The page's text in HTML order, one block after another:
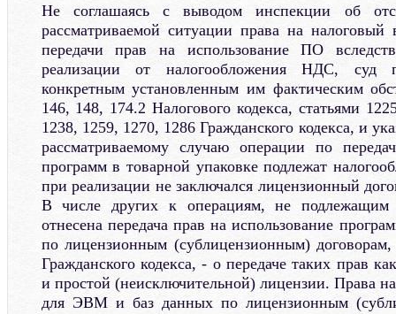
Не соглашаясь с выводом инспекции об
рассматриваемой ситуации права на
передачи прав на использование ПО
реализации от налогообложения НДС, суд
конкретным установленным им фактическим
146, 148, 174.2 Налогового кодекса, статьями
1238, 1259, 1270, 1286 Гражданского кодекса, и
рассматриваемому случаю операции по
программ в товарной упаковке подлежат
при реализации не заключался лицензионный
В числе других к операциям, не
отнесена передача прав на использование
по лицензионным (сублицензионным)
Гражданского кодекса, - о передаче таких прав
и простой (неисключительной) лицензии. Права
для ЭВМ и баз данных по лицензионным